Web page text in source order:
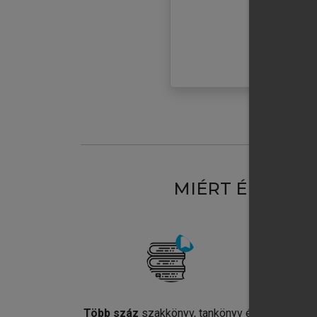
MIÉRT
Több száz szakkönyv, tankönyv és